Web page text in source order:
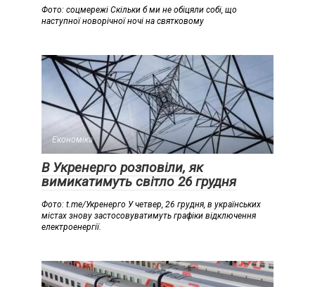
Фото: соцмережі Скільки б ми не обіцяли собі, що
наступної новорічної ночі на святковому
Економіка
В Укренерго розповіли, як
вимикатимуть світло 26 грудня
Фото: t.me/Укренерго У четвер, 26 грудня, в українських
містах знову застосовуватимуть графіки відключення
електроенергії.